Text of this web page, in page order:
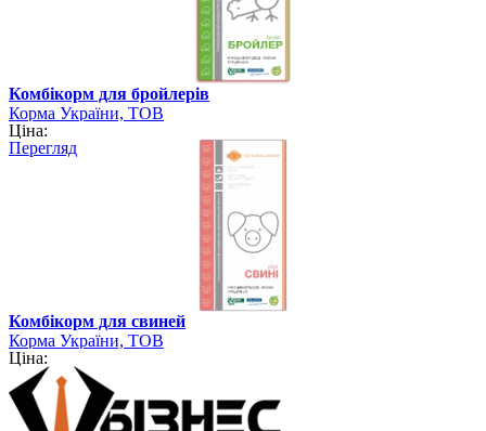
Комбікорм для бройлерів
Корма України, ТОВ
Ціна:
Перегляд
Комбікорм для свиней
Корма України, ТОВ
Ціна: